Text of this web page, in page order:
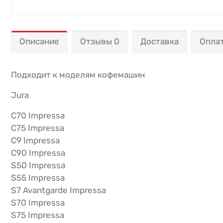
Описание Отзывы 0 Доставка
Подходит к моделям кофемашин
Jura
C70 Impressa
C75 Impressa
C9 Impressa
C90 Impressa
S50 Impressa
S55 Impressa
S7 Avantgarde Impressa
S70 Impressa
S75 Impressa